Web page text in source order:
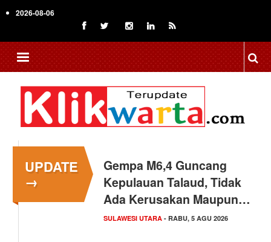
to
content
2026-08-06
UPDATE
→
Gempa M6,4 Guncang
Kepulauan Talaud, Tidak
Ada Kerusakan Maupun…
SULAWESI UTARA - RABU, 5 AGU 2026